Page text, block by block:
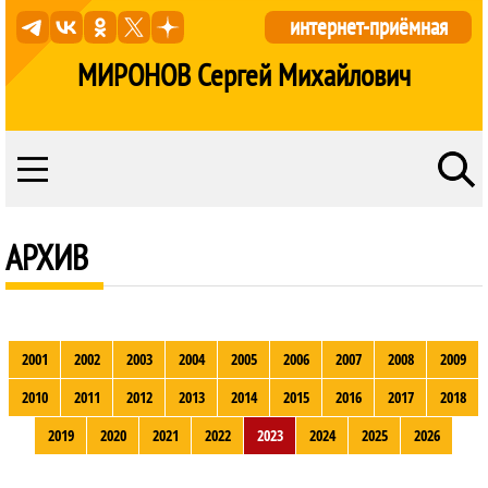
МИРОНОВ Сергей Михайлович
интернет-приёмная
АРХИВ
2001 2002 2003 2004 2005 2006 2007 2008
2009
2010
2011 2012 2013 2014 2015 2016 2017
2018
2019
2020 2021 2022 2023 2024 2025 2026